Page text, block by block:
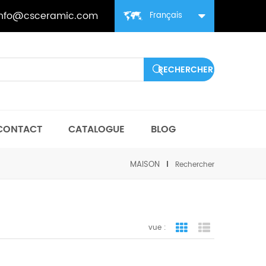
Français
CATALOGUE BLOG
MAISON Rechercher
vue : vue de la grille